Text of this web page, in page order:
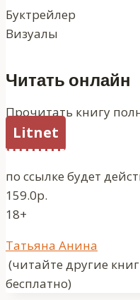
Буктрейлер
Визуалы
Читать онлайн
Прочитать книгу
Litnet
по ссылке будет
159.0р.
18+
Метки
записи:
Татьяна Анина
(читайте другие
бесплатно)